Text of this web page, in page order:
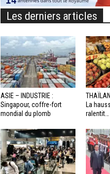
Les derniers articles
ASIE – INDUSTRIE :
Singapour, coffre-fort
mondial du plomb
La
ralentit…